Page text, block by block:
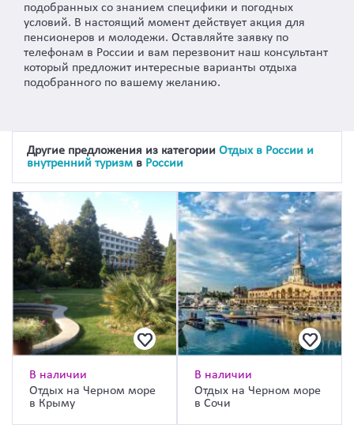
подобранных со знанием специфики и погодных
условий. В настоящий момент действует акция для
пенсионеров и молодежи. Оставляйте заявку по
телефонам в России и вам перезвонит наш консультант
который предложит интересные варианты отдыха
подобранного по вашему желанию.
Другие предложения из категории Отдых в России и
внутренний туризм в России
В наличии
Отдых на Черном море
в Крыму
В наличии
Отдых на Черном море
в Сочи